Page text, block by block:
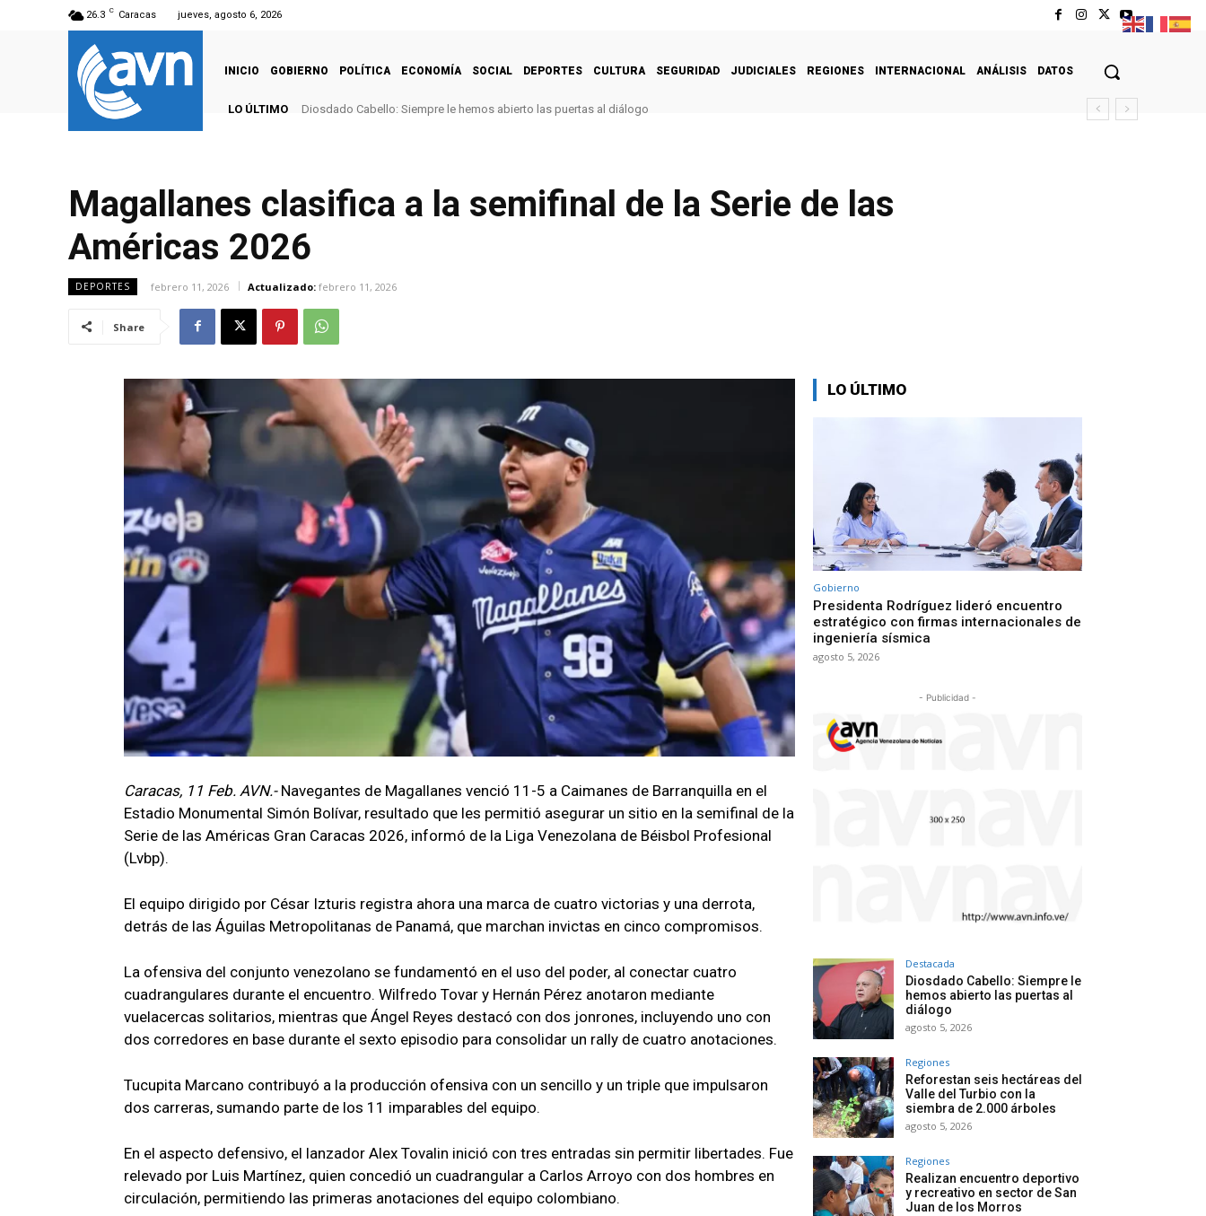
26.3 C Caracas jueves, agosto 6, 2026
INICIO GOBIERNO POLÍTICA ECONOMÍA SOCIAL DEPORTES CULTURA SEGURIDAD JUDICIALES REGIONES INTERNACIONAL ANÁLISIS DATOS
LO ÚLTIMO Diosdado Cabello: Siempre le hemos abierto las puertas al diálogo
Magallanes clasifica a la semifinal de la Serie de las
Américas 2026
DEPORTES febrero 11, 2026 Actualizado: febrero 11, 2026
Share
Caracas, 11 Feb. AVN.-Navegantes de Magallanes venció 11-5 a Caimanes de Barranquilla en el
Estadio Monumental Simón Bolívar, resultado que les permitió asegurar un sitio en la semifinal de la
Serie de las Américas Gran Caracas 2026, informó de la Liga Venezolana de Béisbol Profesional
(Lvbp).
El equipo dirigido por César Izturis registra ahora una marca de cuatro victorias y una derrota,
detrás de las Águilas Metropolitanas de Panamá, que marchan invictas en cinco compromisos.
La ofensiva del conjunto venezolano se fundamentó en el uso del poder, al conectar cuatro
cuadrangulares durante el encuentro. Wilfredo Tovar y Hernán Pérez anotaron mediante
vuelacercas solitarios, mientras que Ángel Reyes destacó con dos jonrones, incluyendo uno con
dos corredores en base durante el sexto episodio para consolidar un rally de cuatro anotaciones.
Tucupita Marcano contribuyó a la producción ofensiva con un sencillo y un triple que impulsaron
dos carreras, sumando parte de los 11 imparables del equipo.
En el aspecto defensivo, el lanzador Alex Tovalin inició con tres entradas sin permitir libertades. Fue
relevado por Luis Martínez, quien concedió un cuadrangular a Carlos Arroyo con dos hombres en
circulación, permitiendo las primeras anotaciones del equipo colombiano.
LO ÚLTIMO
Gobierno
Presidenta Rodríguez lideró encuentro
estratégico con firmas internacionales de
ingeniería sísmica
agosto 5, 2026
- Publicidad -
Destacada
Diosdado Cabello: Siempre le
hemos abierto las puertas al
diálogo
agosto 5, 2026
Regiones
Reforestan seis hectáreas del
Valle del Turbio con la
siembra de 2.000 árboles
agosto 5, 2026
Regiones
Realizan encuentro deportivo
y recreativo en sector de San
Juan de los Morros